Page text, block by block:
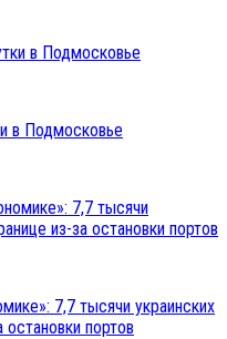
в Подмосковье
7,7 тысячи украинских
портов